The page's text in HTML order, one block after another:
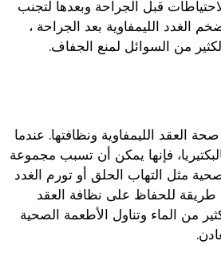
قبل الجراحة وبعدها لتجنب
الغدد الليمفاوية بعد الجراحة ،
من السوائل لمنع الجفاف.
العقد الليمفاوية ونظافتها. عندما
فإنها يمكن أن تسبب مجموعة
مثل التهاب الحلق أو تورم الغدد
للحفاظ على نظافة العقد
من الماء وتناول الأطعمة الصحية